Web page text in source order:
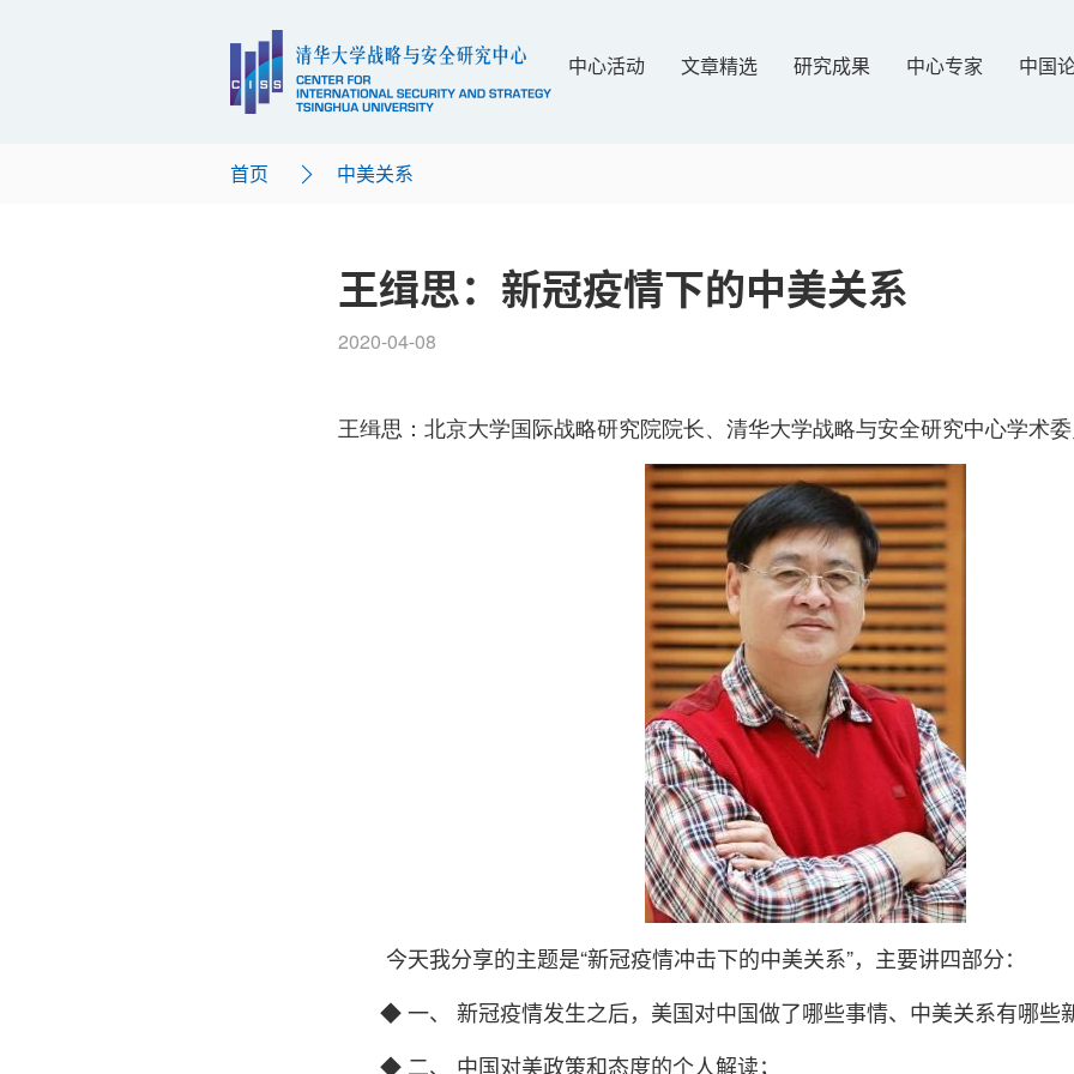
中心活动 文章精选 研究成果 中心专家 中国
首页 中美关系
王缉思：新冠疫情下的中美关系
2020-04-08
王缉思：北京大学国际战略研究院院长、清华大学战略与安全研究中心学术
今天我分享的主题是“新冠疫情冲击下的中美关系”，主要讲四部分：
◆ 一、 新冠疫情发生之后，美国对中国做了哪些事情、中美关系有哪些
◆ 二、 中国对美政策和态度的个人解读；